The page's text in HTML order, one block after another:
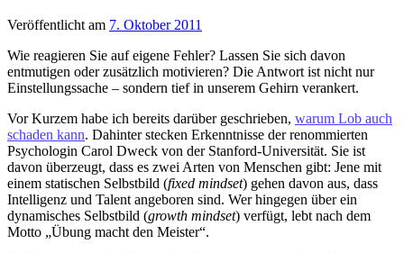
Veröffentlicht am 7. Oktober 2011
Wie reagieren Sie auf eigene Fehler? Lassen Sie sich davon
entmutigen oder zusätzlich motivieren? Die Antwort ist nicht nur
Einstellungssache – sondern tief in unserem Gehirn verankert.
Vor Kurzem habe ich bereits darüber geschrieben, warum Lob auch
schaden kann. Dahinter stecken Erkenntnisse der renommierten
Psychologin Carol Dweck von der Stanford-Universität. Sie ist
davon überzeugt, dass es zwei Arten von Menschen gibt: Jene mit
einem statischen Selbstbild (fixed mindset) gehen davon aus, dass
Intelligenz und Talent angeboren sind. Wer hingegen über ein
dynamisches Selbstbild (growth mindset) verfügt, lebt nach dem
Motto „Übung macht den Meister“.